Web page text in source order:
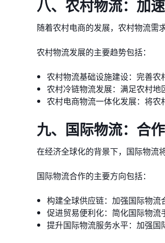
八、农村物流：加
随着农村电商的发展，农村物流需
农村物流发展的主要趋势包括：
农村物流基础设施建设：完善农
农村冷链物流发展：满足农村地
农村电商物流一体化发展：将农
九、国际物流：合
在经济全球化的背景下，国际物流
国际物流合作的主要方向包括：
构建全球供应链：加强国际物流
促进贸易便利化：简化国际物流
提升国际物流服务水平：加强国